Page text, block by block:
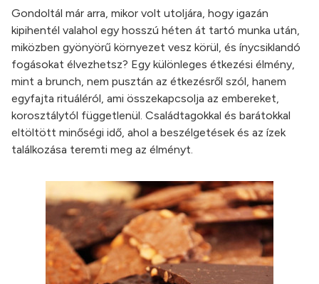
Gondoltál már arra, mikor volt utoljára, hogy igazán
kipihentél valahol egy hosszú héten át tartó munka után,
miközben gyönyörű környezet vesz körül, és ínycsiklandó
fogásokat élvezhetsz? Egy különleges étkezési élmény,
mint a brunch, nem pusztán az étkezésről szól, hanem
egyfajta rituáléról, ami összekapcsolja az embereket,
korosztálytól függetlenül. Családtagokkal és barátokkal
eltöltött minőségi idő, ahol a beszélgetések és az ízek
találkozása teremti meg az élményt.